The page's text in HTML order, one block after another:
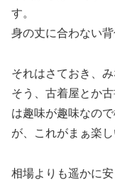
す。
身の丈に合わない
それはさておき、
そう、古着屋とか
は趣味が趣味なの
が、これがまぁ楽し
相場よりも遥かに